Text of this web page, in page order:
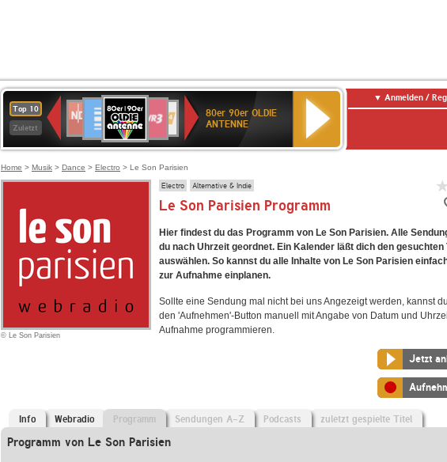
Top 10
Zuletzt
Deutschlandfunk
80er
90er
OLDIE
ANTENNE
SWR3
SWR
Kultur
NDR
2
80er 90er OLDIE
ANTENNE
Anmelden /
Home > Musik > Dance > Electro > Le Son Parisien
© Le Son Parisien
Electro Alternative & Indie
Le Son Parisien Programm
Hier findest du das Programm von Le Son Parisien. Alle
du nach Uhrzeit geordnet. Ein Kalender läßt dich den gesuchten
auswählen. So kannst du alle Inhalte von Le Son Parisien
zur Aufnahme einplanen.
Sollte eine Sendung mal nicht bei uns Angezeigt werden, kannst
den 'Aufnehmen'-Button manuell mit Angabe von Datum und
Aufnahme programmieren.
Jetzt
Info Webradio Programm Sendungen A-Z Podcasts zuletzt gespielte Titel
Programm von Le Son Parisien